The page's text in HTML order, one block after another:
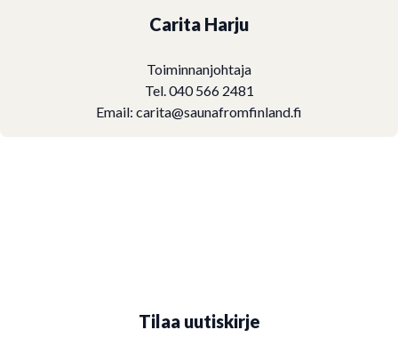
Carita Harju
Toiminnanjohtaja
Tel. 040 566 2481
Email: carita@saunafromfinland.fi
Tilaa uutiskirje